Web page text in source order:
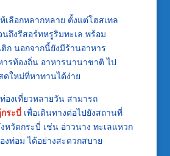
เลือกหลากหลาย ตั้งแต่โฮสเทล
ถึงรีสอร์ทหรูริมทะเล พร้อม
ก นอกจากนี้ยังมีร้านอาหาร
รท้องถิ่น อาหารนานาชาติ ไป
ดใหม่ที่หาทานได้ง่าย
องเที่ยวหลายวัน สามารถ
ระบี่เพื่อเดินทางต่อไปยังสถานที่
หวัดกระบี่ เช่น อ่าวนาง ทะเลแหวก
ท่อม ได้อย่างสะดวกสบาย